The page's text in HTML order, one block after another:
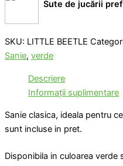
Sute de jucării
SKU: LITTLE BEETLE
Sanie, verde
Descriere
Informații suplimentare
Sanie clasica, ideala pentru
sunt incluse in pret.
Disponibila in culoarea verde